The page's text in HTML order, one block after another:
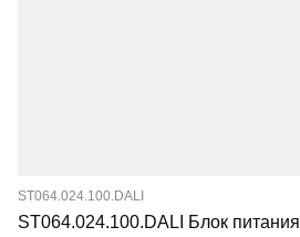
ST064.024.100.DALI
ST064.024.100.DALI Блок питания